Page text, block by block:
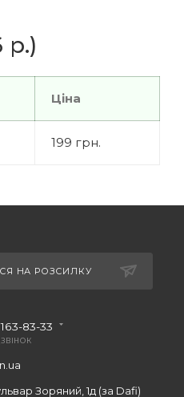
р.)
Ціна
199 грн.
НА РОЗСИЛКУ
83-33
Зоряний, 1д (за Dafi)